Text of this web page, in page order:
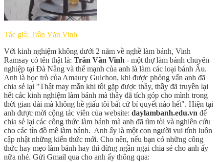
Tác giả: Trần Văn Vinh
Với kinh nghiệm không dưới 2 năm về nghề làm bánh, Vinh
Ramsay có tên thật là: Trần Văn Vinh - một thợ làm bánh chuyên
nghiệp tại Đà Nẵng và thế mạnh của anh là làm các loại bánh Âu.
Anh là học trò của Amaury Guichon, khi được phỏng vấn anh đã
chia sẻ lại "Thật may mắn khi tôi gặp được thầy, thầy đã truyền lại
hết các kinh nghiệm làm bánh mà thầy đã tích góp cho mình trong
thời gian dài mà không hề giấu tôi bất cứ bí quyết nào hết". Hiện tại
anh được mời cộng tác viên của website: daylambanh.edu.vn để
chia sẻ lại các công thức làm bánh mà anh đã tìm tòi và nghiên cứu
cho các tín đồ mê làm bánh. Anh ấy là một con người vui tính luôn
cập nhật những kiến thức mới. Cho nên, nếu bạn có những công
thức hay mẹo làm bánh hay thì đừng ngần ngại chia sẻ cho anh ấy
nữa nhé. Gửi Gmail qua cho anh ấy thông qua: